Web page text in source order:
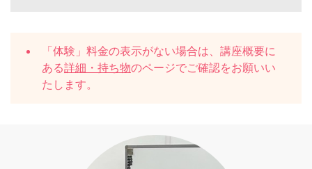
「体験」料金の表示がない場合は、講座概要に
ある詳細・持ち物のページでご確認をお願いい
たします。